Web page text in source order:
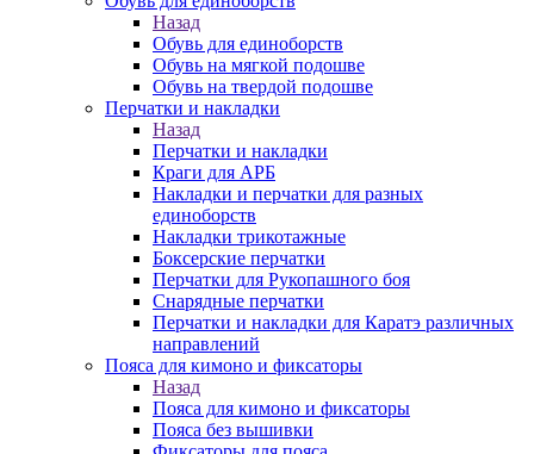
Назад
Обувь для единоборств
Обувь на мягкой подошве
Обувь на твердой подошве
Перчатки и накладки
Назад
Перчатки и накладки
Краги для АРБ
Накладки и перчатки для разных
единоборств
Накладки трикотажные
Боксерские перчатки
Перчатки для Рукопашного боя
Снарядные перчатки
Перчатки и накладки для Каратэ различных
направлений
Пояса для кимоно и фиксаторы
Назад
Пояса для кимоно и фиксаторы
Пояса без вышивки